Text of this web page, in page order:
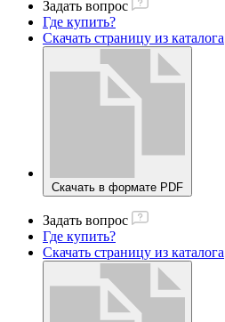
Задать вопрос
Где купить?
Скачать страницу из каталога
Скачать в формате PDF
Задать вопрос
Где купить?
Скачать страницу из каталога